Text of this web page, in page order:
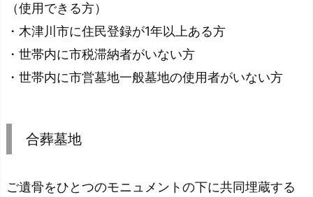
（使用できる方）
・木津川市に住民登録が1年以上ある方
・世帯内に市税滞納者がいない方
・世帯内に市営墓地一般墓地の使用者がいない方
合葬墓地
ご遺骨をひとつのモニュメントの下に共同埋蔵する